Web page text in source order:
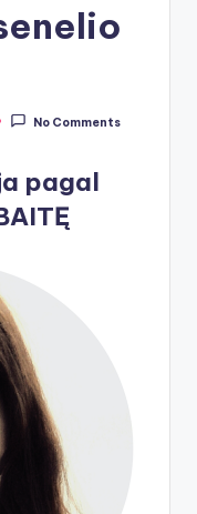
No Comments
pagal